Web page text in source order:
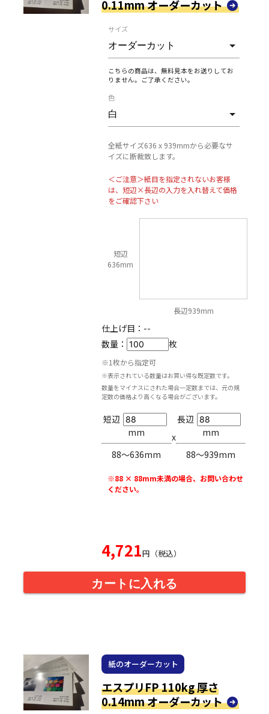
0.11mm オーダーカット
サイズ
こちらの商品は、無料見本をお送りしてお
りません。ご了承ください。
色
全紙サイズ636 x 939mmから必要なサ
イズに断裁致します。
＜ご注意＞紙目を指定されないお客様
は、短辺×長辺の入力を入れ替えて価格
をご確認下さい
短辺
636mm
長辺939mm
仕上げ目： --
数量：
枚
※1枚から指定可
※表示されている数量はお買い得な既定数です。
数量をマイナスにされた場合一定数までは、元の規
定数の価格より高くなる場合がございます。
短辺
mm
88〜636mm
x
長辺
mm
88〜939mm
※88 × 88mm未満の場合、お問い合わせ
ください。
4,721円（税込）
カートに入れる
紙のオーダーカット
エスプリFP 110kg 厚さ
0.14mm オーダーカット